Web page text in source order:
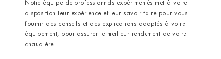
Notre équipe de professionnels expérimentés met à votre
disposition leur expérience et leur savoir-faire pour vous
fournir des conseils et des explications adaptés à votre
équipement, pour assurer le meilleur rendement de votre
chaudière.